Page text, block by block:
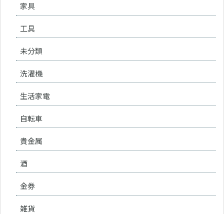
家具
工具
未分類
洗濯機
生活家電
自転車
貴金属
酒
金券
雑貨